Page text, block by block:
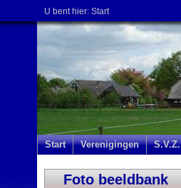
U bent hier: Start
Start Verenigingen S.V.Z.
Foto beeldbank